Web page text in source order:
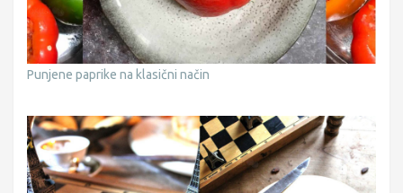
Punjene paprike na klasični način